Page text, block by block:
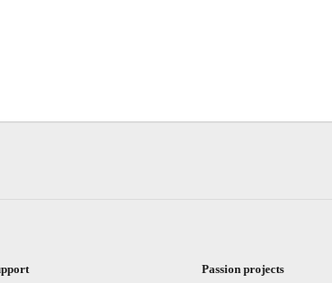
Passion projects